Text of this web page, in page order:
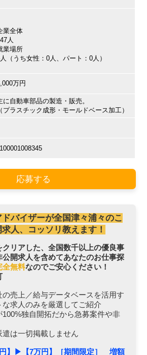
業全体
人
業場所
（うち女性：0人、パート：0人）
万円
に自動車部品の製造・販売。
（プラスチック成形・モールドベース加工）
応募する
バイザーが全国津々浦々のこ
人、コッソリ教えます！
クリアした、全国数千以上の優良事
開求人を含めてあなたのお仕事探
全無料なのでご安心ください！
の売上／給与データベースを活用す
な求人のみを厳選してご紹介
100%独自開拓だから急募案件や非
遣は一切掲載しません
】▶︎【7万円】［期間限定］ 増額